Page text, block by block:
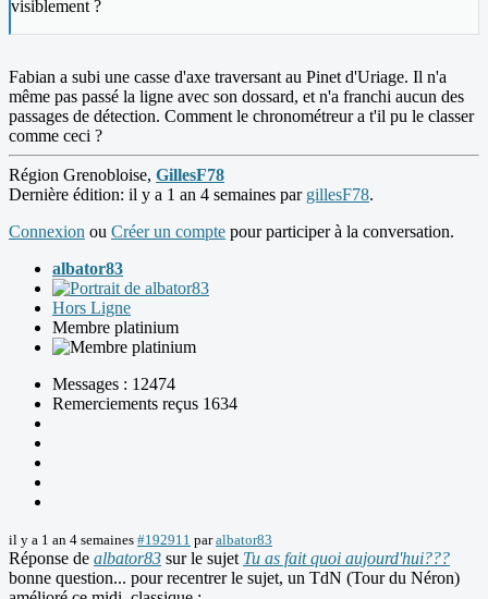
visiblement ?
Fabian a subi une casse d'axe traversant au Pinet d'Uriage. Il n'a
même pas passé la ligne avec son dossard, et n'a franchi aucun des
passages de détection. Comment le chronométreur a t'il pu le classer
comme ceci ?
Région Grenobloise, GillesF78
Dernière édition: il y a 1 an 4 semaines par gillesF78.
Connexion ou Créer un compte pour participer à la conversation.
albator83
Hors Ligne
Membre platinium
Messages : 12474
Remerciements reçus 1634
il y a 1 an 4 semaines #192911 paralbator83
Réponse de albator83 sur le sujet Tu as fait quoi aujourd'hui???
bonne question... pour recentrer le sujet, un TdN (Tour du Néron)